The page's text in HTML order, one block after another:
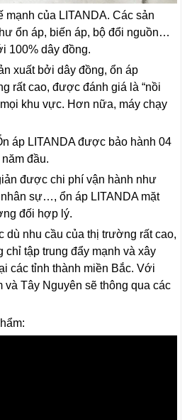
mạnh của LITANDA. Các sản
ổn áp, biến áp, bộ đổi nguồn…
100% dây đồng.
xuất bởi dây đồng, ổn áp
rất cao, được đánh giá là “nồi
khu vực. Hơn nữa, máy chạy
áp LITANDA được bảo hành 04
đầu.
được chi phí vận hành như
sự…, ổn áp LITANDA mặt
đối hợp lý.
dù nhu cầu của thị trường rất cao,
chỉ tập trung đẩy mạnh và xây
các tỉnh thành miền Bắc. Với
và Tây Nguyên sẽ thông qua các